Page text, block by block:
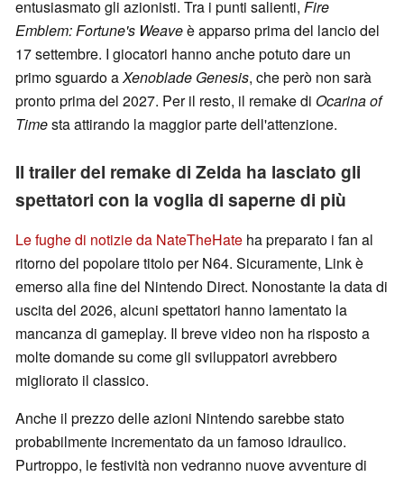
entusiasmato gli azionisti. Tra i punti salienti, Fire
Emblem: Fortune's Weaveè apparso prima del lancio del
17 settembre. I giocatori hanno anche potuto dare un
primo sguardo aXenoblade Genesis, che però non sarà
pronto prima del 2027. Per il resto, il remake di Ocarina of
Timesta attirando la maggior parte dell'attenzione.
Il trailer del remake di Zelda ha lasciato gli
spettatori con la voglia di saperne di più
Le fughe di notizie da NateTheHate ha preparato i fan al
ritorno del popolare titolo per N64. Sicuramente, Link è
emerso alla fine del Nintendo Direct. Nonostante la data di
uscita del 2026, alcuni spettatori hanno lamentato la
mancanza di gameplay. Il breve video non ha risposto a
molte domande su come gli sviluppatori avrebbero
migliorato il classico.
Anche il prezzo delle azioni Nintendo sarebbe stato
probabilmente incrementato da un famoso idraulico.
Purtroppo, le festività non vedranno nuove avventure di